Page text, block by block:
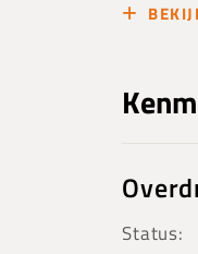
Status: